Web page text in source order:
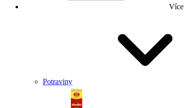
Více
Potraviny